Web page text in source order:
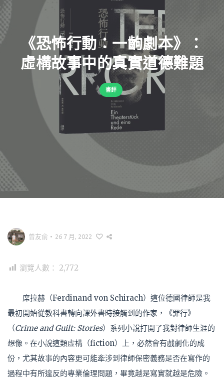
《恐怖行動：一齣劇本》：
虛構故事中的真實道德難題
書評
曾友俞 • 26 7 月, 2022
瀏覽人數： 2,772
席拉赫（Ferdinand von Schirach）這位德國律師是我
最初開始從教科書轉向課外書時接觸到的作家，《罪行》
（Crime and Guilt: Stories）系列小說打開了我對律師生涯的
想像。在小說這類虛構（fiction）上，必然會有戲劇化的成
份，尤其故事的內容更可能牽涉到律師保密義務是否在寫作的
過程中有所違反的專業倫理問題，畢竟越是寫實就越是危險。